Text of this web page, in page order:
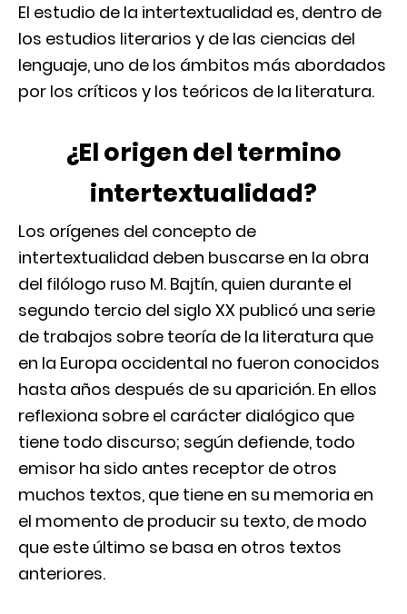
El estudio de la intertextualidad es, dentro de
los estudios literarios y de las ciencias del
lenguaje, uno de los ámbitos más abordados
por los críticos y los teóricos de la literatura.
¿El origen del termino
intertextualidad?
Los orígenes del concepto de
intertextualidad deben buscarse en la obra
del filólogo ruso M. Bajtín, quien durante el
segundo tercio del siglo XX publicó una serie
de trabajos sobre teoría de la literatura que
en la Europa occidental no fueron conocidos
hasta años después de su aparición. En ellos
reflexiona sobre el carácter dialógico que
tiene todo discurso; según defiende, todo
emisor ha sido antes receptor de otros
muchos textos, que tiene en su memoria en
el momento de producir su texto, de modo
que este último se basa en otros textos
anteriores.